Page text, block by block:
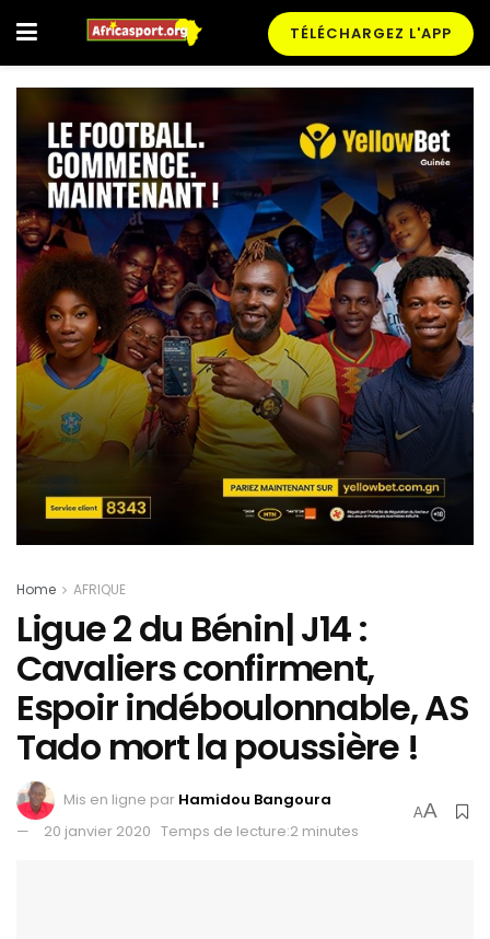
TÉLÉCHARGEZ L'APP
Home AFRIQUE
Ligue 2 du Bénin| J14 :
Cavaliers confirment,
Espoir indéboulonnable, AS
Tado mort la poussière !
Mis en ligne par Hamidou Bangoura
20 janvier 2020 Temps de lecture:2 minutes
AA